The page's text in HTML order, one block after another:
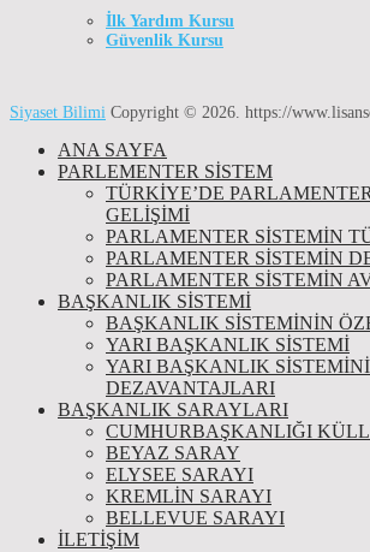
İlk Yardım Kursu
Güvenlik Kursu
Siyaset Bilimi Copyright © 2026. https://
ANA SAYFA
PARLEMENTER SİSTEM
TÜRKIYE’DE
GELIŞIMI
PARLAMENTER SİSTEMİN
PARLAMENTER SİSTEMİN
PARLAMENTER SİSTEMİN
BAŞKANLIK SİSTEMİ
BAŞKANLIK SISTEMININ
YARI BAŞKANLIK SISTEMI
YARI BAŞKANLIK
DEZAVANTAJLARI
BAŞKANLIK SARAYLARI
CUMHURBAŞKANLIĞI
BEYAZ SARAY
ELYSEE SARAYI
KREMLIN SARAYI
BELLEVUE SARAYI
İLETIŞIM